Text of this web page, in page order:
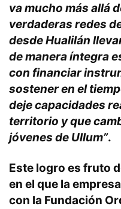
va mucho más allá
verdaderas redes
desde Hualilán
de manera íntegra
con financiar
sostener en el
deje capacidades
territorio y que
jóvenes de Ullum”.
Este logro es fruto
en el que la
con la Fundación